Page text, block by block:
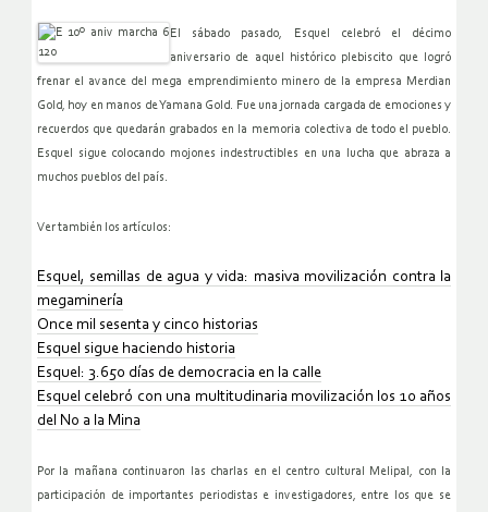
El sábado pasado, Esquel celebró el décimo
aniversario de aquel histórico plebiscito que logró
frenar el avance del mega emprendimiento minero de la empresa Merdian
Gold, hoy en manos de Yamana Gold. Fue una jornada cargada de emociones y
recuerdos que quedarán grabados en la memoria colectiva de todo el pueblo.
Esquel sigue colocando mojones indestructibles en una lucha que abraza a
muchos pueblos del país.
Ver también los artículos:
Esquel, semillas de agua y vida: masiva movilización contra la
megaminería
Once mil sesenta y cinco historias
Esquel sigue haciendo historia
Esquel: 3.650 días de democracia en la calle
Esquel celebró con una multitudinaria movilización los 10 años
del No a la Mina
Por la mañana continuaron las charlas en el centro cultural Melipal, con la
participación de importantes periodistas e investigadores, entre los que se